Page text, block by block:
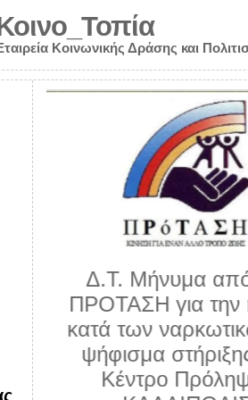
Κοινωνικής Δράσης και